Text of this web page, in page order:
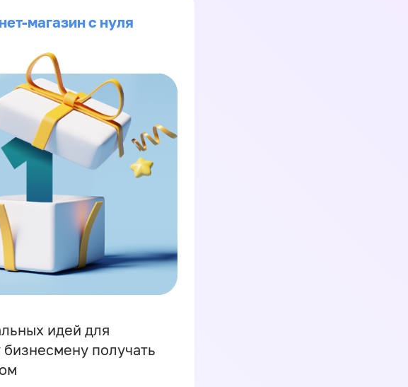
магазин с нуля
идей для
получать